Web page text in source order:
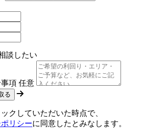
談したい
項 任意
クしていただいた時点で、
リシーに同意したとみなします。